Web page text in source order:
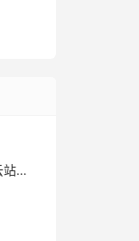
云建站/云站群/小程序